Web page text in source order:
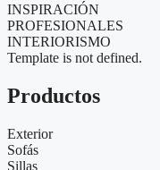
INSPIRACIÓN
PROFESIONALES
INTERIORISMO
Template is not defined.
Productos
Exterior
Sofás
Sillas